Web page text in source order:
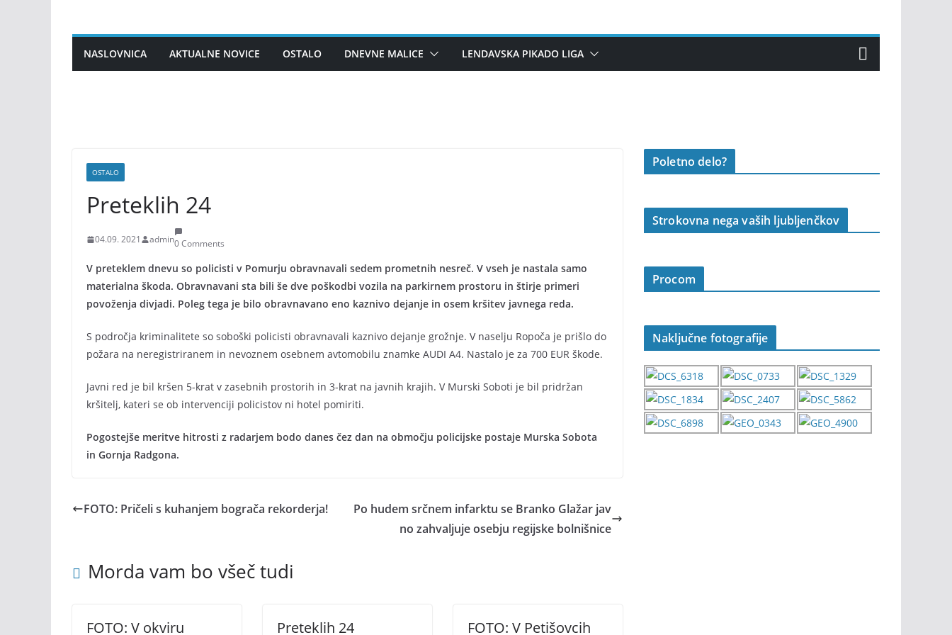
contentNASLOVNICA AKTUALNE NOVICE OSTALO DNEVNE MALICE LENDAVSKA PIKADO LIGA
OSTALO
Preteklih 24
04.09. 2021 admin0 Comments
V preteklem dnevu so policisti v Pomurju obravnavali sedem prometnih nesreč. V vseh je nastala samo
materialna škoda. Obravnavani sta bili še dve poškodbi vozila na parkirnem prostoru in štirje primeri
povoženja divjadi. Poleg tega je bilo obravnavano eno kaznivo dejanje in osem kršitev javnega reda.
S področja kriminalitete so soboški policisti obravnavali kaznivo dejanje grožnje. V naselju Ropoča je prišlo do
požara na neregistriranem in nevoznem osebnem avtomobilu znamke AUDI A4. Nastalo je za 700 EUR škode.
Javni red je bil kršen 5-krat v zasebnih prostorih in 3-krat na javnih krajih. V Murski Soboti je bil pridržan
kršitelj, kateri se ob intervenciji policistov ni hotel pomiriti.
Pogostejše meritve hitrosti z radarjem bodo danes čez dan na območju policijske postaje Murska Sobota
in Gornja Radgona.
FOTO: Pričeli s kuhanjem bograča rekorderja!
Po hudem srčnem infarktu se Branko Glažar jav
no zahvaljuje osebju regijske bolnišnice
Morda vam bo všeč tudi
FOTO: V okviru Preteklih 24 FOTO: V Petišovcih
Poletno delo?
Strokovna nega vaših ljubljenčkov
Procom
Naključne fotografije